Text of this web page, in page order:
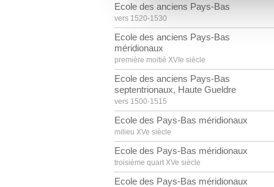
vous leur avez fournies ou
Ecole des anciens Pays-Bas
vers 1520-1530
Ecole des anciens Pays-Bas
méridionaux
première moitié XVIe siècle
Ecole des anciens Pays-Bas
septentrionaux, Haute Gueldre
vers 1500-1515
Ecole des Pays-Bas méridionaux
milieu XVe siècle
Ecole des Pays-Bas méridionaux
troisième quart XVe siècle
Ecole des Pays-Bas méridionaux